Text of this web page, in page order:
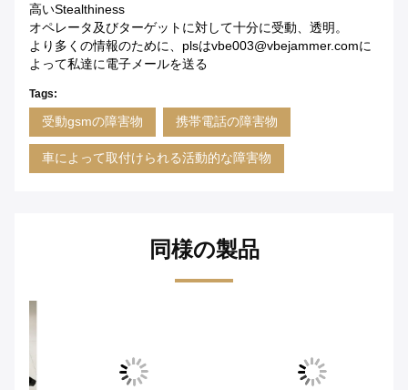
高いStealthiness
オペレータ及びターゲットに対して十分に受動、透明。
より多くの情報のために、plsはvbe003@vbejammer.comに
よって私達に電子メールを送る
Tags:
受動gsmの障害物 携帯電話の障害物
車によって取付けられる活動的な障害物
同様の製品